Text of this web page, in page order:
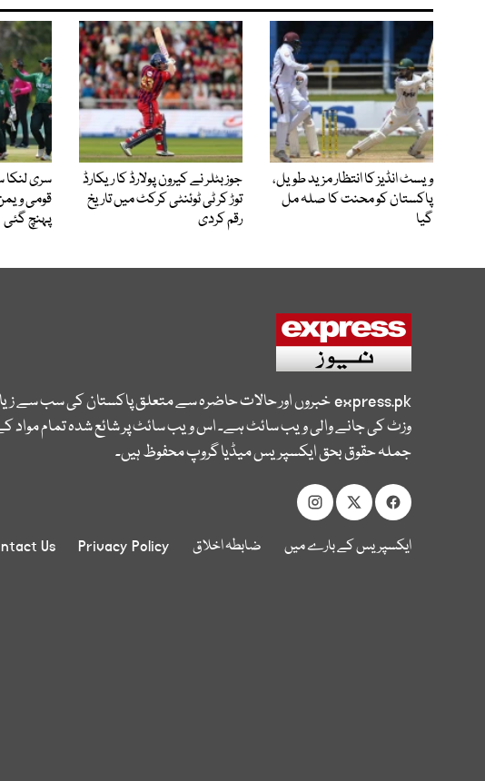
ویسٹ انڈیز کا انتظار مزید طویل،
پاکستان کو محنت کا صلہ مل
گیا
جوز بٹلر نے کیرون پولارڈ کا ریکارڈ
توڑ کر ٹی ٹوئنٹی کرکٹ میں تاریخ
رقم کردی
سری
قومی
پہنچ گئی
express.pkخبروں اور حالات حاضرہ سے متعلق پاکستان کی سب سے
وزٹ کی جانے والی ویب سائٹ ہے۔ اس ویب سائٹ پر شائع شدہ تمام مواد
جملہ حقوق بحق ایکسپریس میڈیا گروپ محفوظ ہیں۔
ایکسپریس کے بارے میں ضابطہ اخلاق Privacy Policy
Us